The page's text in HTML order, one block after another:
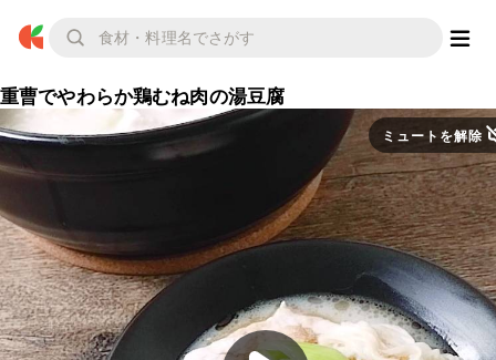
重曹でやわらか鶏むね肉の湯豆腐
ミュートを解除